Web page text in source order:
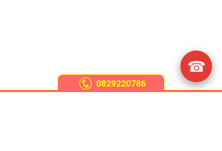
0829220786
☎